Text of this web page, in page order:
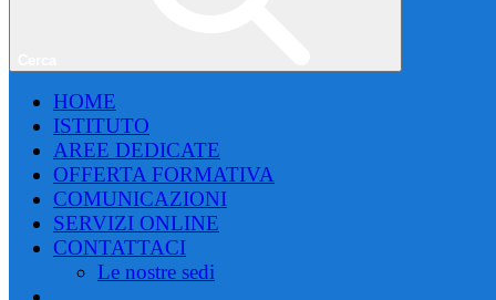
HOME
ISTITUTO
AREE DEDICATE
OFFERTA FORMATIVA
COMUNICAZIONI
SERVIZI ONLINE
CONTATTACI
Le nostre sedi